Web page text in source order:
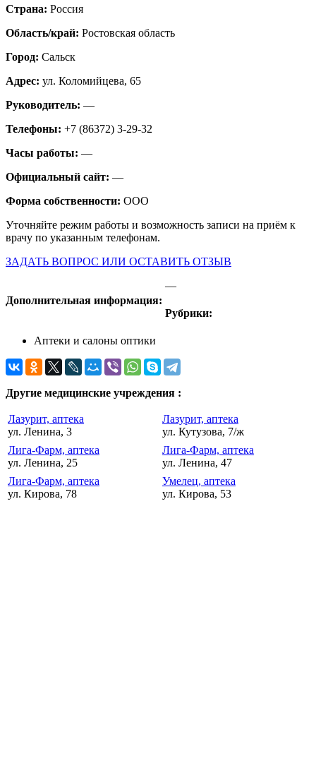
Страна: Россия
Область/край: Ростовская область
Город: Сальск
Адрес: ул. Коломийцева, 65
Руководитель: —
Телефоны: +7 (86372) 3-29-32
Часы работы: —
Официальный сайт: —
Форма собственности: ООО
Уточняйте режим работы и возможность записи на приём к
врачу по указанным телефонам.
ЗАДАТЬ ВОПРОС ИЛИ ОСТАВИТЬ ОТЗЫВ
Дополнительная информация:
—
Рубрики:
Аптеки и салоны оптики
Другие медицинские учреждения :
Лазурит, аптека
ул. Ленина, 3
Лазурит, аптека
ул. Кутузова, 7/ж
Лига-Фарм, аптека
ул. Ленина, 25
Лига-Фарм, аптека
ул. Ленина, 47
Лига-Фарм, аптека
ул. Кирова, 78
Умелец, аптека
ул. Кирова, 53